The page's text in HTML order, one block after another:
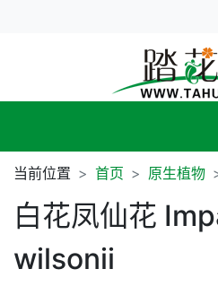
当前位置 首页 原生植物
白花凤仙花
wilsonii